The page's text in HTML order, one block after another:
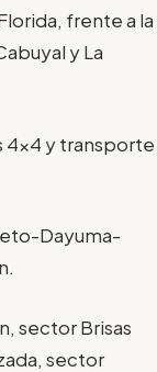
frente a la
y La
4x4 y transporte
Dayuma-
sector Brisas
sector